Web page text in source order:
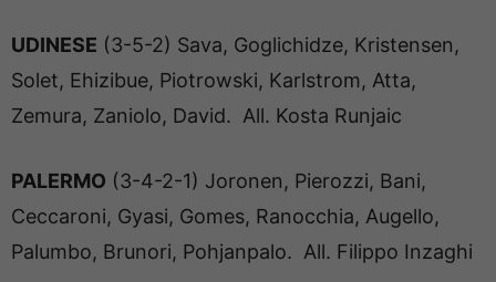
UDINESE (3-5-2) Sava, Goglichidze, Kristensen,
Solet, Ehizibue, Piotrowski, Karlstrom, Atta,
Zemura, Zaniolo, David. All. Kosta Runjaic
PALERMO (3-4-2-1) Joronen, Pierozzi, Bani,
Ceccaroni, Gyasi, Gomes, Ranocchia, Augello,
Palumbo, Brunori, Pohjanpalo. All. Filippo Inzaghi